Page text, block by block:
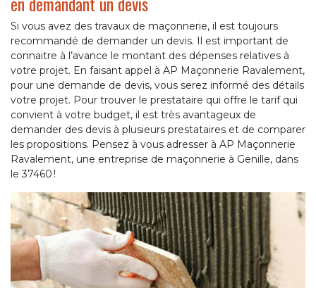
Si vous avez des travaux de maçonnerie, il est toujours
recommandé de demander un devis. Il est important de
connaitre à l’avance le montant des dépenses relatives à
votre projet. En faisant appel à AP Maçonnerie Ravalement,
pour une demande de devis, vous serez informé des détails
votre projet. Pour trouver le prestataire qui offre le tarif qui
convient à votre budget, il est très avantageux de
demander des devis à plusieurs prestataires et de comparer
les propositions. Pensez à vous adresser à AP Maçonnerie
Ravalement, une entreprise de maçonnerie à Genille, dans
le 37460 !